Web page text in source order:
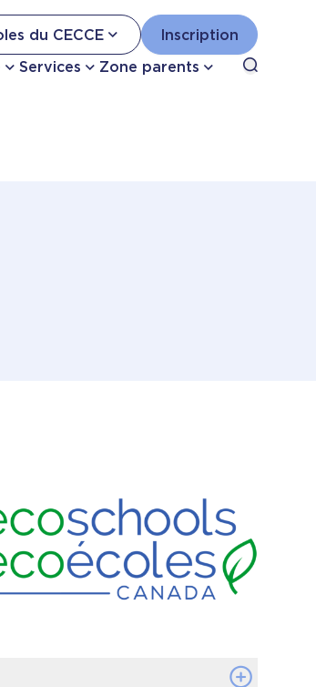
du CECCE Inscription
Services Zone parents Open